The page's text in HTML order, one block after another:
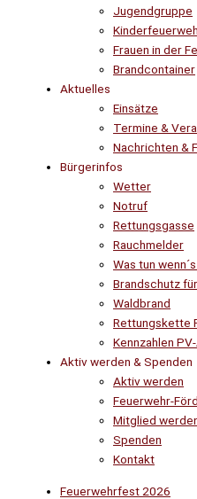
Jugendgruppe
Frauen in der
Brandcontainer
Aktuelles
Einsätze
Termine &
Nachrichten &
Bürgerinfos
Wetter
Notruf
Rettungsgasse
Rauchmelder
Was tun
Brandschutz
Waldbrand
Rettungskette
Kennzahlen
Aktiv werden & Spenden
Aktiv werden
Feuerwehr-
Mitglied
Spenden
Kontakt
Feuerwehrfest 2026